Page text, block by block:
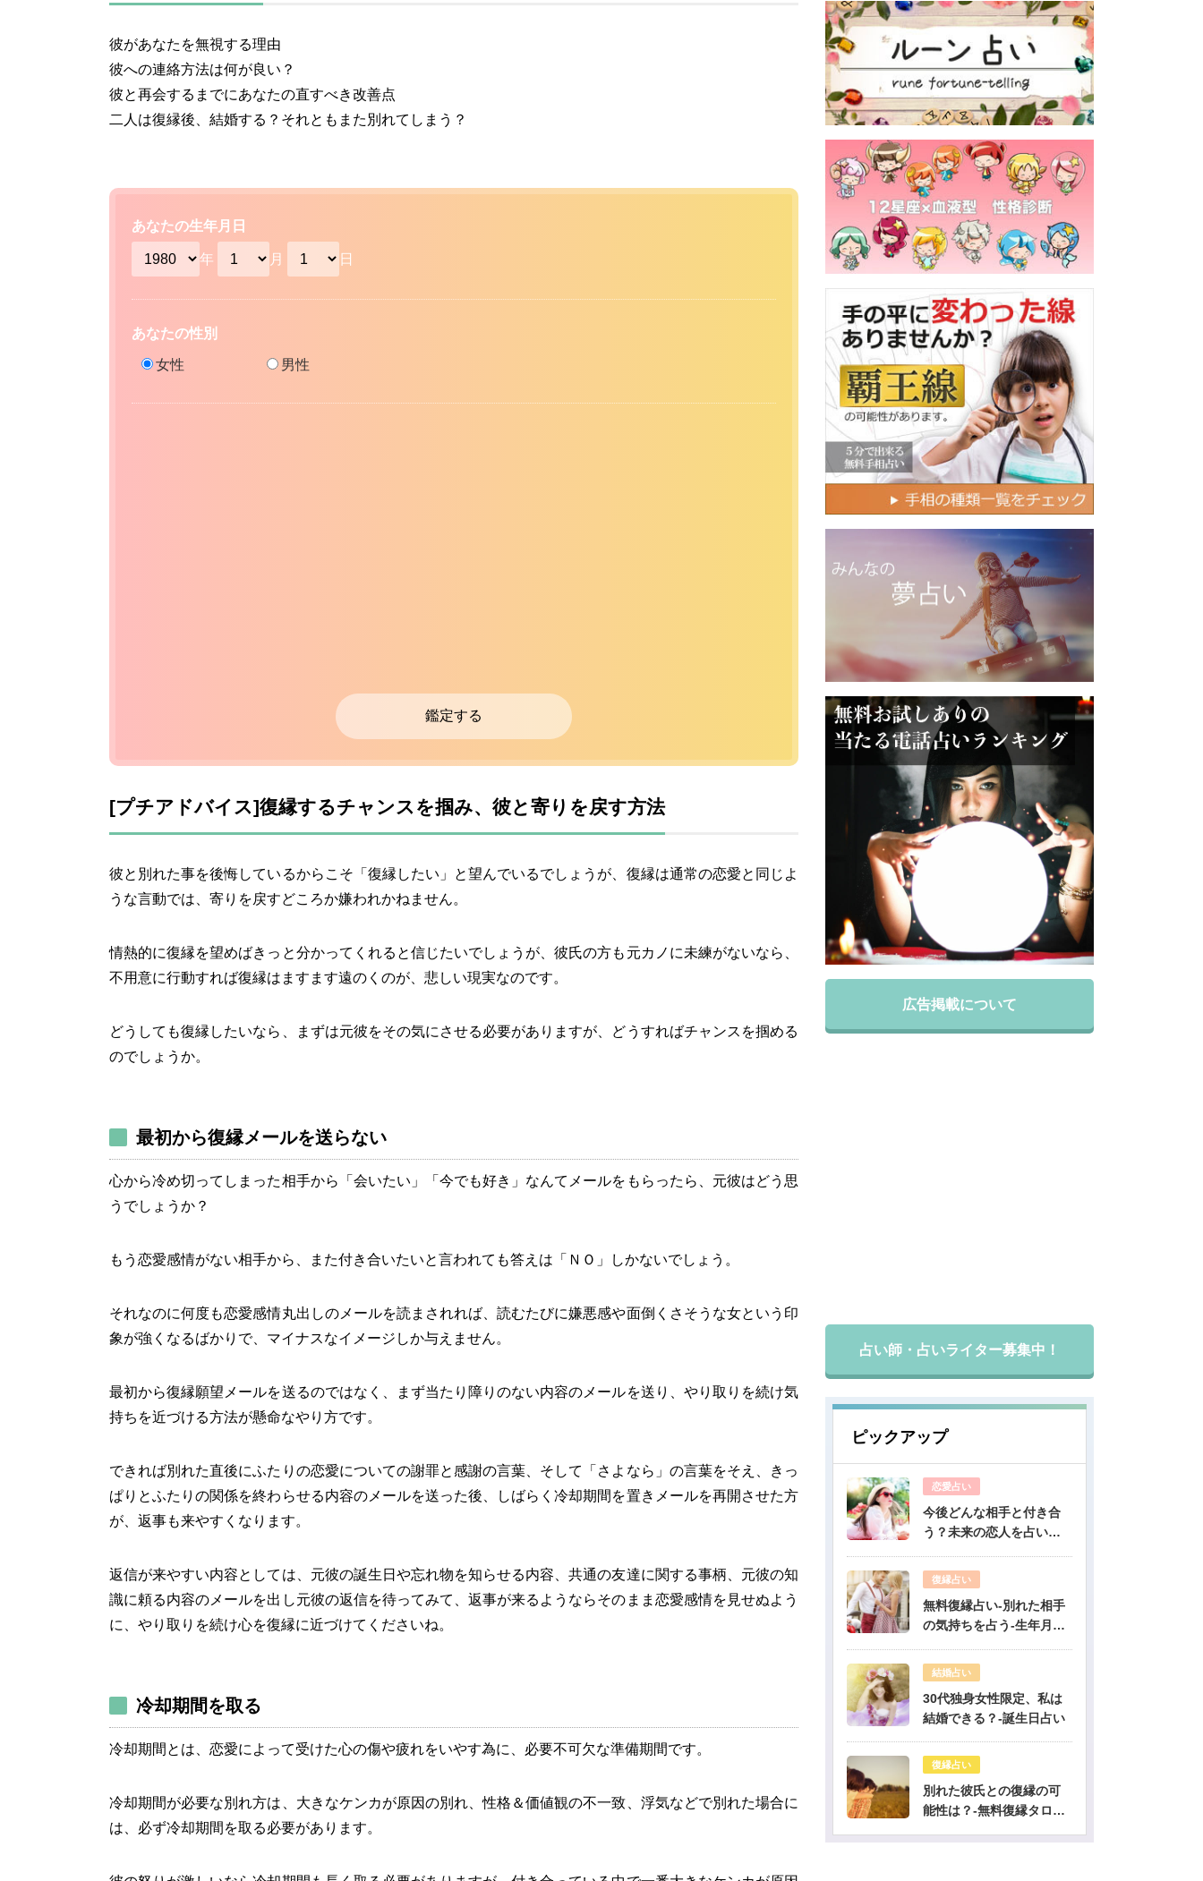
彼があなたを無視する理由
彼への連絡方法は何が良い？
彼と再会するまでにあなたの直すべき改善点
二人は復縁後、結婚する？それともまた別れてしまう？
あなたの生年月日
年 月 日
あなたの性別
女性 男性
鑑定する
[プチアドバイス]復縁するチャンスを掴み、彼と寄りを戻す方法
彼と別れた事を後悔しているからこそ「復縁したい」と望んでいるでしょうが、復縁は通常の恋愛と同じよ
うな言動では、寄りを戻すどころか嫌われかねません。
情熱的に復縁を望めばきっと分かってくれると信じたいでしょうが、彼氏の方も元カノに未練がないなら、
不用意に行動すれば復縁はますます遠のくのが、悲しい現実なのです。
どうしても復縁したいなら、まずは元彼をその気にさせる必要がありますが、どうすればチャンスを掴める
のでしょうか。
最初から復縁メールを送らない
心から冷め切ってしまった相手から「会いたい」「今でも好き」なんてメールをもらったら、元彼はどう思
うでしょうか？
もう恋愛感情がない相手から、また付き合いたいと言われても答えは「ＮＯ」しかないでしょう。
それなのに何度も恋愛感情丸出しのメールを読まされれば、読むたびに嫌悪感や面倒くさそうな女という印
象が強くなるばかりで、マイナスなイメージしか与えません。
最初から復縁願望メールを送るのではなく、まず当たり障りのない内容のメールを送り、やり取りを続け気
持ちを近づける方法が懸命なやり方です。
できれば別れた直後にふたりの恋愛についての謝罪と感謝の言葉、そして「さよなら」の言葉をそえ、きっ
ぱりとふたりの関係を終わらせる内容のメールを送った後、しばらく冷却期間を置きメールを再開させた方
が、返事も来やすくなります。
返信が来やすい内容としては、元彼の誕生日や忘れ物を知らせる内容、共通の友達に関する事柄、元彼の知
識に頼る内容のメールを出し元彼の返信を待ってみて、返事が来るようならそのまま恋愛感情を見せぬよう
に、やり取りを続け心を復縁に近づけてくださいね。
冷却期間を取る
冷却期間とは、恋愛によって受けた心の傷や疲れをいやす為に、必要不可欠な準備期間です。
冷却期間が必要な別れ方は、大きなケンカが原因の別れ、性格＆価値観の不一致、浮気などで別れた場合に
は、必ず冷却期間を取る必要があります。
広告掲載について
占い師・占いライター募集中！
ピックアップ
恋愛占い
今後どんな相手と付き合
う？未来の恋人を占いま
復縁占い
無料復縁占い-別れた相手
の気持ちを占う-生年月日
結婚占い
30代独身女性限定、私は
結婚できる？-誕生日占い
復縁占い
別れた彼氏との復縁の可
能性は？-無料復縁タロッ